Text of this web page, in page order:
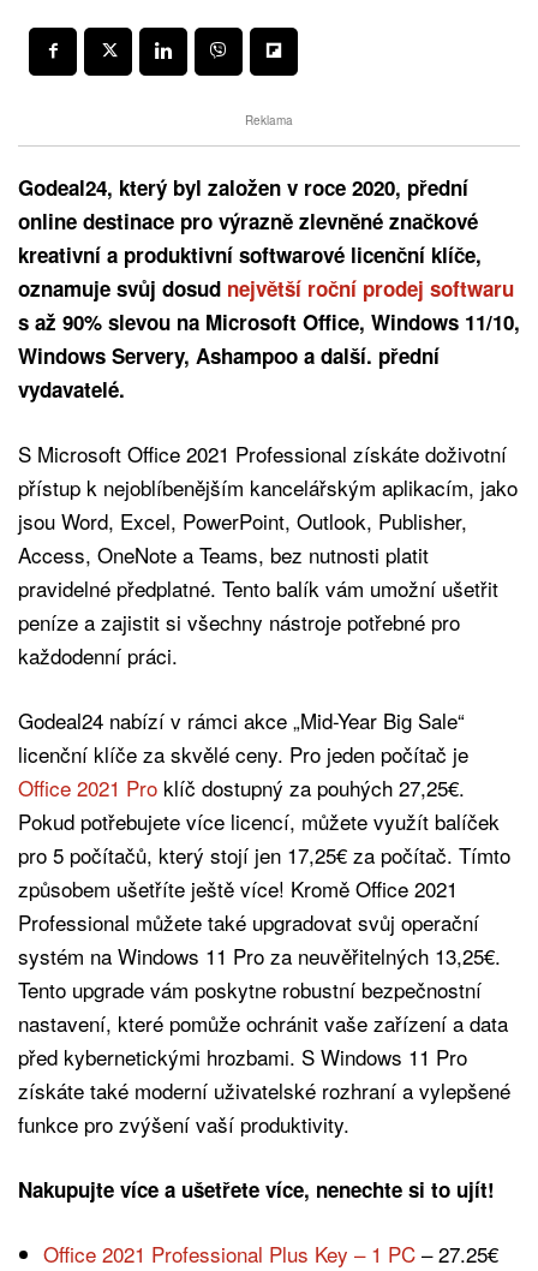
Reklama
Godeal24, který byl založen v roce 2020, přední
online destinace pro výrazně zlevněné značkové
kreativní a produktivní softwarové licenční klíče,
oznamuje svůj dosud největší roční prodej softwaru
s až 90% slevou na Microsoft Office, Windows 11/10,
Windows Servery, Ashampoo a další. přední
vydavatelé.
S Microsoft Office 2021 Professional získáte doživotní
přístup k nejoblíbenějším kancelářským aplikacím, jako
jsou Word, Excel, PowerPoint, Outlook, Publisher,
Access, OneNote a Teams, bez nutnosti platit
pravidelné předplatné. Tento balík vám umožní ušetřit
peníze a zajistit si všechny nástroje potřebné pro
každodenní práci.
Godeal24 nabízí v rámci akce „Mid-Year Big Sale“
licenční klíče za skvělé ceny. Pro jeden počítač je
Office 2021 Pro klíč dostupný za pouhých 27,25€.
Pokud potřebujete více licencí, můžete využít balíček
pro 5 počítačů, který stojí jen 17,25€ za počítač. Tímto
způsobem ušetříte ještě více! Kromě Office 2021
Professional můžete také upgradovat svůj operační
systém na Windows 11 Pro za neuvěřitelných 13,25€.
Tento upgrade vám poskytne robustní bezpečnostní
nastavení, které pomůže ochránit vaše zařízení a data
před kybernetickými hrozbami. S Windows 11 Pro
získáte také moderní uživatelské rozhraní a vylepšené
funkce pro zvýšení vaší produktivity.
Nakupujte více a ušetřete více, nenechte si to ujít!
Office 2021 Professional Plus Key – 1 PC – 27.25€